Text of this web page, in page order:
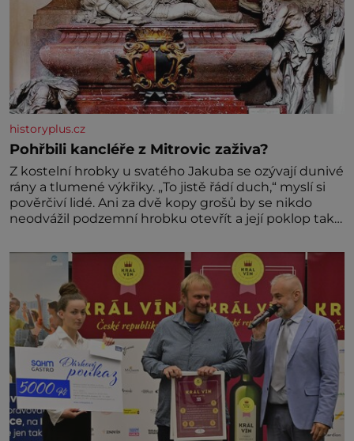
historyplus.cz
Pohřbili kancléře z Mitrovic zaživa?
Z kostelní hrobky u svatého Jakuba se ozývají dunivé
rány a tlumené výkřiky. „To jistě řádí duch,“ myslí si
pověrčiví lidé. Ani za dvě kopy grošů by se nikdo
neodvážil podzemní hrobku otevřít a její poklop tak
divné burácení skutečně ustane. Když o mnoho let
později hrobku